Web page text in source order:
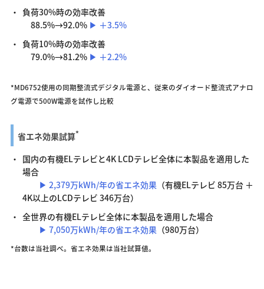
負荷30%時の効率改善
88.5%→92.0% ▶ ＋3.5%
負荷10%時の効率改善
79.0%→81.2% ▶ ＋2.2%
*MD6752使用の同期整流式デジタル電源と、従来のダイオード整流式アナロ
グ電源で500W電源を試作し比較
省エネ効果試算*
国内の有機ELテレビと4K LCDテレビ全体に本製品を適用した
場合
▶ 2,379万kWh/年の省エネ効果 （有機ELテレビ 85万台 ＋
4K以上のLCDテレビ 346万台）
全世界の有機ELテレビ全体に本製品を適用した場合
▶ 7,050万kWh/年の省エネ効果 （980万台）
*台数は当社調べ。省エネ効果は当社試算値。